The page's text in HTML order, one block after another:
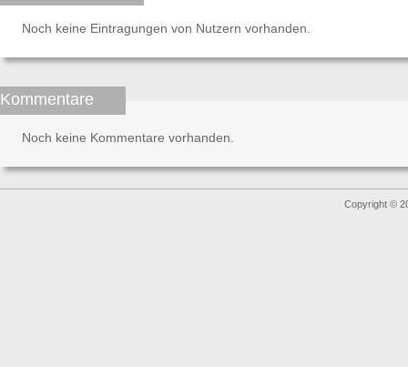
Noch keine Eintragungen von Nutzern vorhanden.
Kommentare
Noch keine Kommentare vorhanden.
Copyright ©